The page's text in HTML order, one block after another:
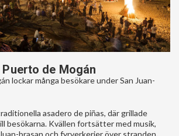
de Mogán
lockar många besökare under San Juan-
asadero de piñas, där grillade
besökarna. Kvällen fortsätter med musik,
brasan och fyrverkerier över stranden.